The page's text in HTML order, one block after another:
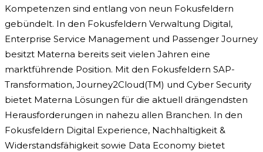
Kompetenzen sind entlang von neun Fokusfeldern
gebündelt. In den Fokusfeldern Verwaltung Digital,
Enterprise Service Management und Passenger Journey
besitzt Materna bereits seit vielen Jahren eine
marktführende Position. Mit den Fokusfeldern SAP-
Transformation, Journey2Cloud(TM) und Cyber Security
bietet Materna Lösungen für die aktuell drängendsten
Herausforderungen in nahezu allen Branchen. In den
Fokusfeldern Digital Experience, Nachhaltigkeit &
Widerstandsfähigkeit sowie Data Economy bietet